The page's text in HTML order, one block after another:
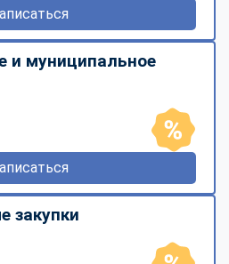
и муниципальное
закупки